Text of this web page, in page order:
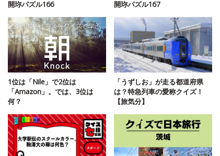
開珎パズル166
開珎パズル167
1位は「Nile」で2位は
「Amazon」。では、3位は
何？
「うずしお」が走る都道府県
は？特急列車の愛称クイズ！
【旅気分】